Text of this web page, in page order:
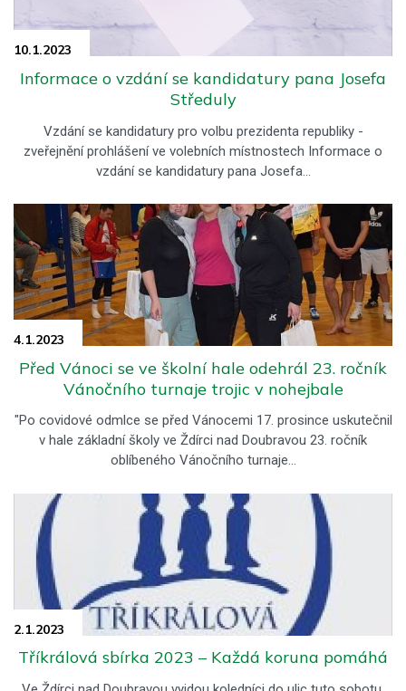
10.1.2023
Informace o vzdání se kandidatury pana Josefa
Středuly
Vzdání se kandidatury pro volbu prezidenta republiky -
zveřejnění prohlášení ve volebních místnostech Informace o
vzdání se kandidatury pana Josefa…
4.1.2023
Před Vánoci se ve školní hale odehrál 23. ročník
Vánočního turnaje trojic v nohejbale
"Po covidové odmlce se před Vánocemi 17. prosince uskutečnil
v hale základní školy ve Ždírci nad Doubravou 23. ročník
oblíbeného Vánočního turnaje…
2.1.2023
Tříkrálová sbírka 2023 – Každá koruna pomáhá